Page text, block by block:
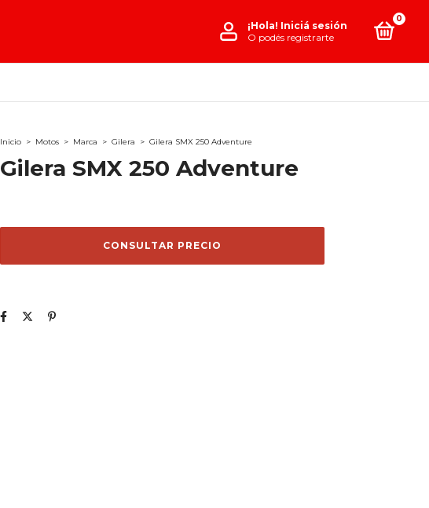
¡Hola! Iniciá sesión
O podés registrarte
0
Inicio > Motos > Marca > Gilera > Gilera SMX 250 Adventure
Gilera SMX 250 Adventure